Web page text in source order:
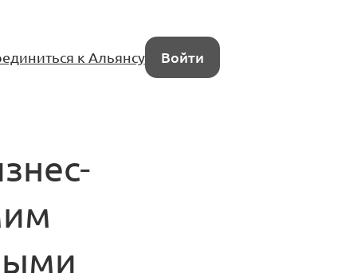
к Альянсу Войти